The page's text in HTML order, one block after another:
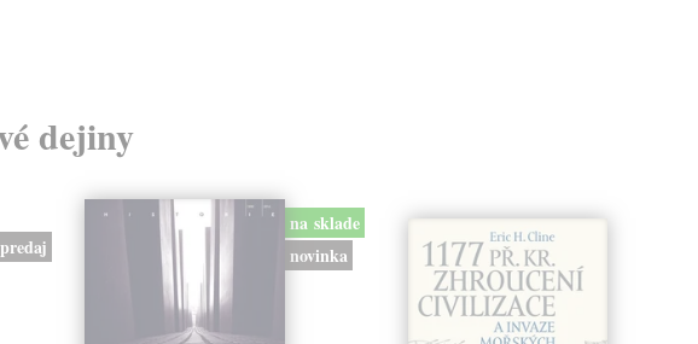
dejiny
na sklade
novinka